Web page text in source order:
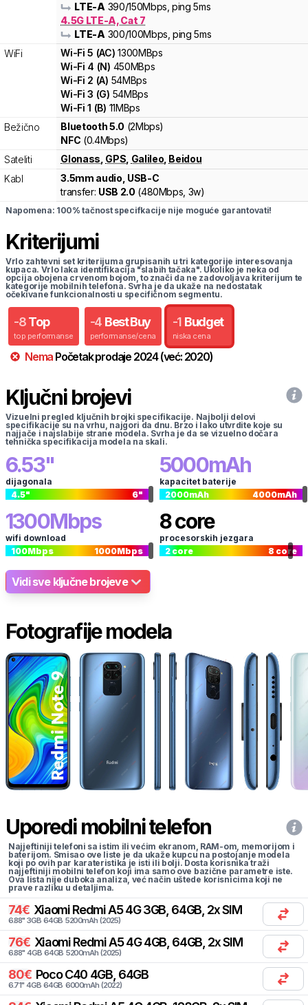
LTE-A 390/150Mbps , ping 5ms
4.5G LTE-A, Cat 7
LTE-A 300/100Mbps , ping 5ms
WiFi
Wi-Fi5 (AC) 1300MBps
Wi-Fi 4 (N) 450MBps
Wi-Fi 2 (A) 54MBps
Wi-Fi3 (G) 54MBps
Wi-Fi1 (B) 11MBps
Bežično
Bluetooth 5.0 (2Mbps)
NFC (0.4Mbps)
Sateliti
Glonass GPS Galileo Beidou
Kabl
3.5mm audio, USB-C
transfer: USB 2.0 (480Mbps, 3w)
Napomena: 100% tačnost specifkacije nije moguće garantovati!
Kriterijumi
Vrlo zahtevni set kriterijuma grupisanih u tri kategorije interesovanja
kupaca. Vrlo laka identifikacija "slabih tačaka". Ukoliko je neka od
opcija obojena crvenom bojom, to znači da ne zadovoljava kriterijum te
kategorije mobilnih telefona. Svrha je da ukaže na nedostatak
očekivane funkcionalnosti u specifičnom segmentu.
-8 Top
top performanse
-4 Best Buy
performanse/cena
-1 Budget
niska cena
Nema Početak prodaje 2024(već: 2020)
Ključni brojevi
Vizuelni pregled ključnih brojki specifikacije. Najbolji delovi
specifikacije su na vrhu, najgori da dnu. Brzo i lako utvrdite koje su
najjače i najslabije strane modela. Svrha je da se vizuelno dočara
tehnička specifikacija modela na skali.
6.53"
dijagonala
4.5" 6"
5000mAh
kapacitet baterije
2000mAh 4000mAh
1300Mbps
wifi download
100Mbps 1000Mbps
8core
procesorskih jezgara
2 core 8 core
Vidi sve ključne brojeve
Fotografije modela
Uporedi mobilni telefon
Najjeftiniji telefoni sa istim ili većim ekranom, RAM-om, memorijom i
baterijom. Smisao ove liste je da ukaže kupcu na postojanje modela
koji po ovih par karateristika je isti ili bolji. Dosta korisnika traži
najjeftiniji mobilni telefon koji ima samo ove bazične parametre iste.
Ova lista nije duboka analiza, već način uštede korisnicima koji ne
prave razliku u detaljima.
74€ Xiaomi Redmi A5 4G 3GB, 64GB, 2x SIM
6.88" 3GB 64GB 5200mAh (2025)
76€ Xiaomi Redmi A5 4G 4GB, 64GB, 2x SIM
6.88" 4GB 64GB 5200mAh (2025)
80€ Poco C40 4GB, 64GB
6.71" 4GB 64GB 6000mAh (2022)